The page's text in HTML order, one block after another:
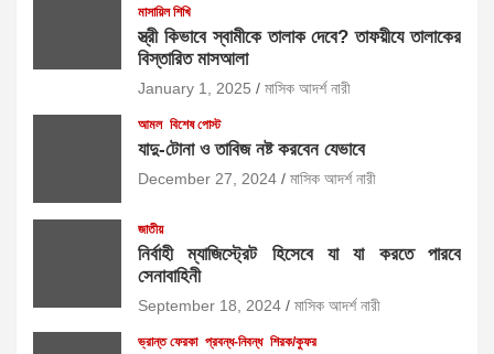
মাসায়িল শিখি
স্ত্রী কিভাবে স্বামীকে তালাক দেবে? তাফয়ীযে তালাকের
বিস্তারিত মাসআলা
January 1, 2025 মাসিক আদর্শ নারী
আমল বিশেষ পোস্ট
যাদু-টোনা ও তাবিজ নষ্ট করবেন যেভাবে
December 27, 2024 মাসিক আদর্শ নারী
জাতীয়
নির্বাহী ম্যাজিস্ট্রেট হিসেবে যা যা করতে পারবে
সেনাবাহিনী
September 18, 2024 মাসিক আদর্শ নারী
ভ্রান্ত ফেরকা প্রবন্ধ-নিবন্ধ শিরক/কুফর